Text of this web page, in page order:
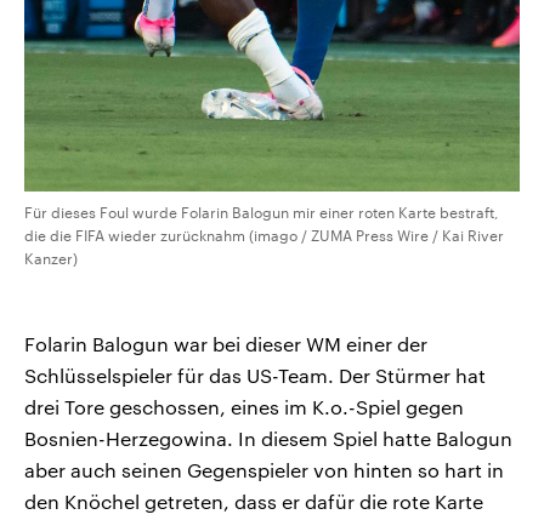
Für dieses Foul wurde Folarin Balogun mir einer roten Karte bestraft,
die die FIFA wieder zurücknahm (imago / ZUMA Press Wire / Kai River
Kanzer)
Folarin Balogun war bei dieser WM einer der
Schlüsselspieler für das US-Team. Der Stürmer hat
drei Tore geschossen, eines im K.o.-Spiel gegen
Bosnien-Herzegowina. In diesem Spiel hatte Balogun
aber auch seinen Gegenspieler von hinten so hart in
den Knöchel getreten, dass er dafür die rote Karte